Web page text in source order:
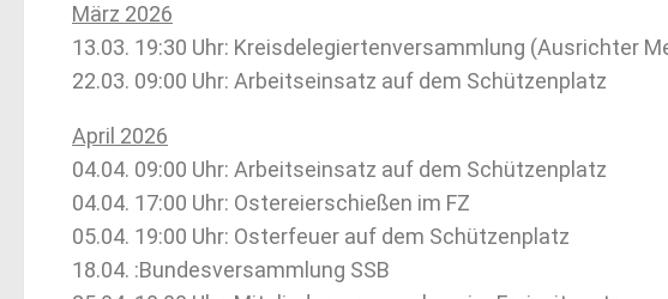
März 2026
13.03. 19:30 Uhr: Kreisdelegiertenversammlung (Ausrichter
22.03. 09:00 Uhr: Arbeitseinsatz auf dem Schützenplatz
April 2026
04.04. 09:00 Uhr: Arbeitseinsatz auf dem Schützenplatz
04.04. 17:00 Uhr: Ostereierschießen im FZ
05.04. 19:00 Uhr: Osterfeuer auf dem Schützenplatz
18.04. :Bundesversammlung SSB